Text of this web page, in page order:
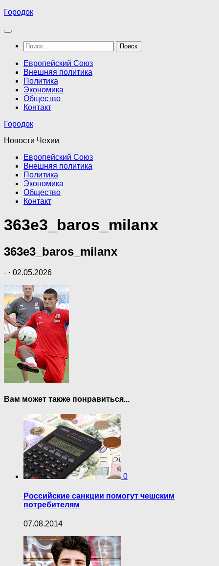
Перейти
содержимому
Городок
Найти:
Европейский Союз
Внешняя политика
Политика
Экономика
Общество
Контакт
Городок
Новости Чехии
Европейский Союз
Внешняя политика
Политика
Экономика
Общество
Контакт
363e3_baros_milanx
363e3_baros_milanx
- · 02.05.2026
Вам может также понравиться...
0
Российские санкции помогут чешским
потребителям
07.08.2014